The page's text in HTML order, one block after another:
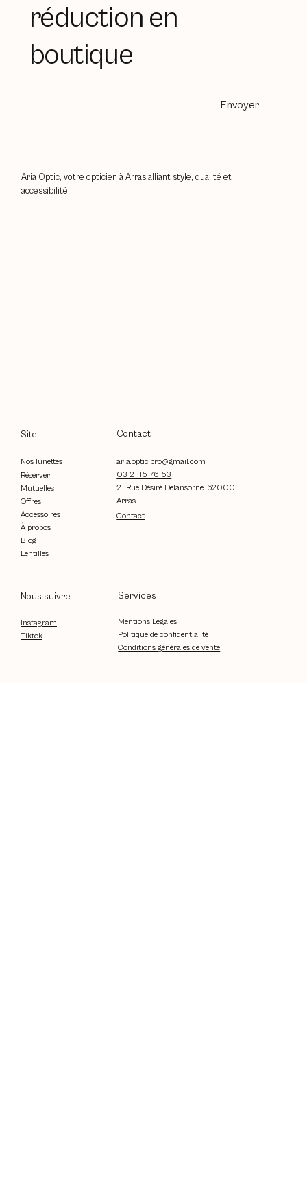
réduction en
boutique
Envoyer
Aria Optic, votre opticien à Arras alliant style, qualité et
accessibilité.
Site
Nos lunettes
Réserver
Mutuelles
Offres
Accessoires
À propos
Blog
Lentilles
Contact
Contact
aria.optic.pro@gmail.com
03 21 15 76 53
21 Rue Désiré Delansorne, 62000
Arras
Nous suivre
Instagram
Tiktok
Services
Mentions Légales
Politique de confidentialité
Conditions générales de vente